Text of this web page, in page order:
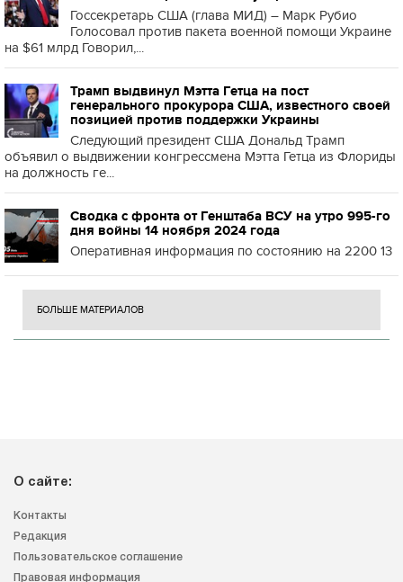
Госсекретарь США (глава МИД) – Марк Рубио
Голосовал против пакета военной помощи Украине
на $61 млрд Говорил,...
Трамп выдвинул Мэтта Гетца на пост
генерального прокурора США, известного своей
позицией против поддержки Украины
Следующий президент США Дональд Трамп
объявил о выдвижении конгрессмена Мэтта Гетца из Флориды
на должность ге...
Сводка с фронта от Генштаба ВСУ на утро 995-го
дня войны 14 ноября 2024 года
Оперативная информация по состоянию на 2200 13
БОЛЬШЕ МАТЕРИАЛОВ
О сайте:
Контакты
Редакция
Пользовательское соглашение
Правовая информация